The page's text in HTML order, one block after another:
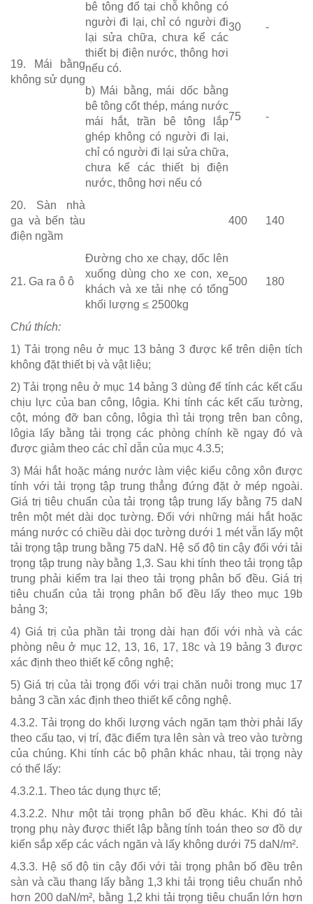
19. Mái bằng
không sử dụng
bê tông đổ tại chỗ không có
người đi lại, chỉ có người đi
lại sửa chữa, chưa kể các
thiết bị điện nước, thông hơi
nếu có.
b) Mái bằng, mái dốc bằng
bê tông cốt thép, máng nước
mái hắt, trần bê tông lắp
ghép không có người đi lại,
chỉ có người đi lại sửa chữa,
chưa kể các thiết bị điện
nước, thông hơi nếu có
30
75
-
-
20. Sàn nhà
ga và bến tàu
điện ngầm
400 140
21. Ga ra ô ô
Đường cho xe chạy, dốc lên
xuống dùng cho xe con, xe
khách và xe tải nhẹ có tổng
khối lượng ≤ 2500kg
500 180
Chú thích:
1) Tải trọng nêu ở mục 13 bảng 3 được kể trên diện tích
không đặt thiết bị và vật liệu;
2) Tải trọng nêu ở mục 14 bảng 3 dùng để tính các kết cấu
chịu lực của ban công, lôgia. Khi tính các kết cấu tường,
cột, móng đỡ ban công, lôgia thì tải trọng trên ban công,
lôgia lấy bằng tải trọng các phòng chính kề ngay đó và
được giảm theo các chỉ dẫn của mục 4.3.5;
3) Mái hắt hoặc máng nước làm việc kiểu công xôn được
tính với tải trọng tập trung thẳng đứng đặt ở mép ngoài.
Giá trị tiêu chuẩn của tải trọng tập trung lấy bằng 75 daN
trên một mét dài dọc tường. Đối với những mái hắt hoặc
máng nước có chiều dài dọc tường dưới 1 mét vẫn lấy một
tải trọng tập trung bằng 75 daN. Hệ số độ tin cậy đối với tải
trọng tập trung này bằng 1,3. Sau khi tính theo tải trọng tập
trung phải kiểm tra lại theo tải trọng phân bố đều. Giá trị
tiêu chuẩn của tải trọng phân bố đều lấy theo mục 19b
bảng 3;
4) Giá trị của phần tải trọng dài hạn đối với nhà và các
phòng nêu ở mục 12, 13, 16, 17, 18c và 19 bảng 3 được
xác định theo thiết kế công nghệ;
5) Giá trị của tải trọng đối với trại chăn nuôi trong mục 17
bảng 3 cần xác định theo thiết kế công nghệ.
4.3.2. Tải trọng do khối lượng vách ngăn tạm thời phải lấy
theo cấu tạo, vị trí, đặc điểm tựa lên sàn và treo vào tường
của chúng. Khi tính các bộ phận khác nhau, tải trọng này
có thể lấy:
4.3.2.1. Theo tác dụng thực tế;
4.3.2.2. Như một tải trọng phân bố đều khác. Khi đó tải
trọng phụ này được thiết lập bằng tính toán theo sơ đồ dự
kiến sắp xếp các vách ngăn và lấy không dưới 75 daN/m².
4.3.3. Hệ số độ tin cậy đối với tải trọng phân bố đều trên
sàn và cầu thang lấy bằng 1,3 khi tải trọng tiêu chuẩn nhỏ
hơn 200 daN/m², bằng 1,2 khi tải trọng tiêu chuẩn lớn hơn